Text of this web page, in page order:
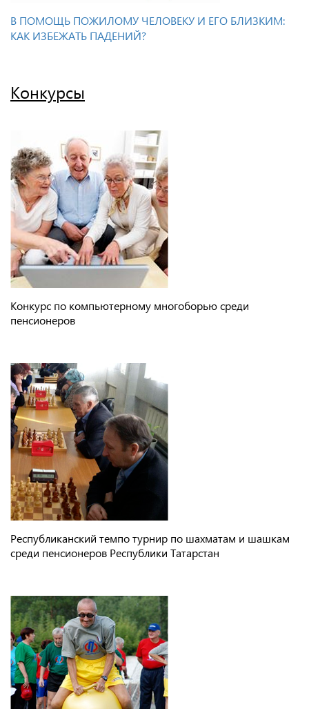
В ПОМОЩЬ ПОЖИЛОМУ ЧЕЛОВЕКУ И ЕГО БЛИЗКИМ:
КАК ИЗБЕЖАТЬ ПАДЕНИЙ?
Конкурсы
Конкурс по компьютерному многоборью среди
пенсионеров
Республиканский темпо турнир по шахматам и шашкам
среди пенсионеров Республики Татарстан